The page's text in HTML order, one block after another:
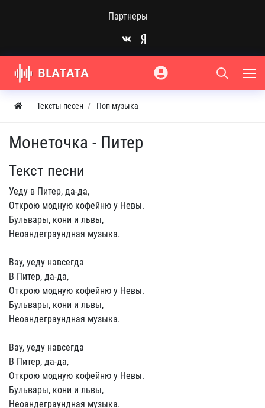
Партнеры
Тексты песен Поп-музыка
Монеточка - Питер
Текст песни
Уеду в Питер, да-да,
Открою модную кофейню у Невы.
Бульвары, кони и львы,
Неоандеграундная музыка.
Вау, уеду навсегда
В Питер, да-да,
Открою модную кофейню у Невы.
Бульвары, кони и львы,
Неоандеграундная музыка.
Вау, уеду навсегда
В Питер, да-да,
Открою модную кофейню у Невы.
Бульвары, кони и львы,
Неоандеграундная музыка.